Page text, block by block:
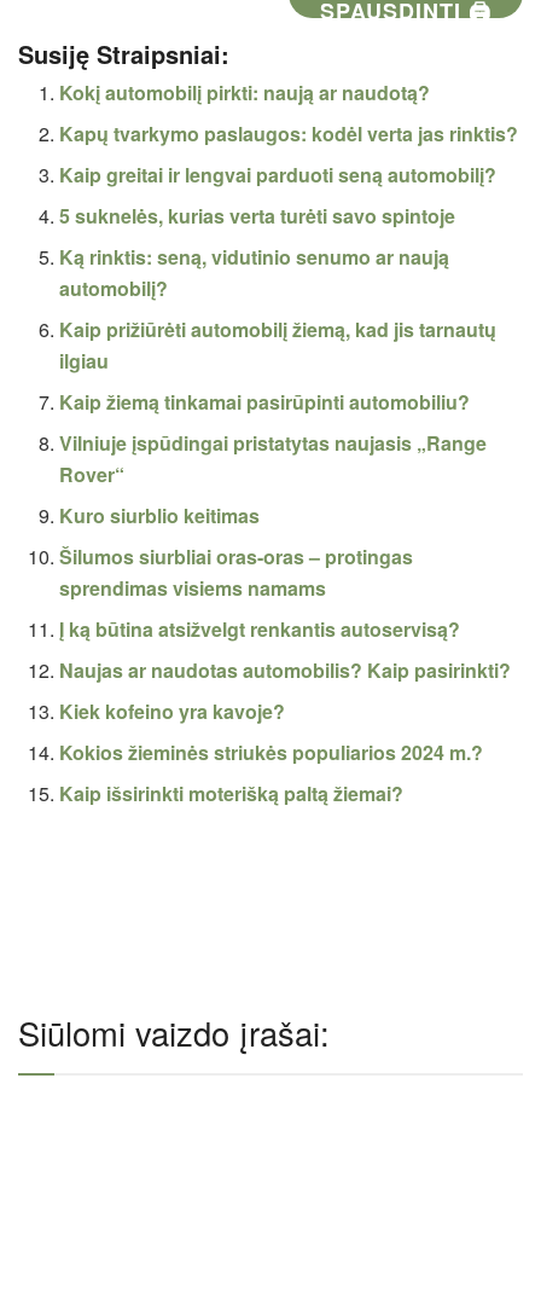
SPAUSDINTI 🖨
Susiję Straipsniai:
Kokį automobilį pirkti: naują ar naudotą?
Kapų tvarkymo paslaugos: kodėl verta jas rinktis?
Kaip greitai ir lengvai parduoti seną automobilį?
5 suknelės, kurias verta turėti savo spintoje
Ką rinktis: seną, vidutinio senumo ar naują
automobilį?
Kaip prižiūrėti automobilį žiemą, kad jis tarnautų
ilgiau
Kaip žiemą tinkamai pasirūpinti automobiliu?
Vilniuje įspūdingai pristatytas naujasis „Range
Rover“
Kuro siurblio keitimas
Šilumos siurbliai oras-oras – protingas
sprendimas visiems namams
Į ką būtina atsižvelgt renkantis autoservisą?
Naujas ar naudotas automobilis? Kaip pasirinkti?
Kiek kofeino yra kavoje?
Kokios žieminės striukės populiarios 2024 m.?
Kaip išsirinkti moterišką paltą žiemai?
Siūlomi vaizdo įrašai: